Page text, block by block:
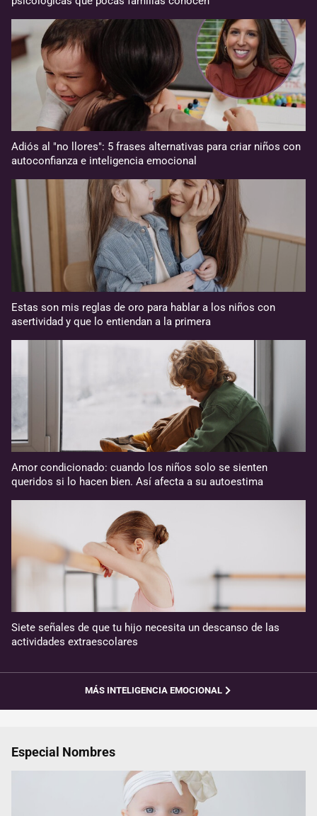
Adiós al "no llores": 5 frases alternativas para criar niños con
autoconfianza e inteligencia emocional
Estas son mis reglas de oro para hablar a los niños con
asertividad y que lo entiendan a la primera
Amor condicionado: cuando los niños solo se sienten
queridos si lo hacen bien. Así afecta a su autoestima
Siete señales de que tu hijo necesita un descanso de las
actividades extraescolares
MÁS INTELIGENCIA EMOCIONAL
Especial Nombres